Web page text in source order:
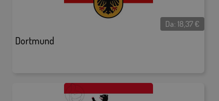
Dortmund
Da:18,37€